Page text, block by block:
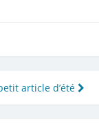
article d’été